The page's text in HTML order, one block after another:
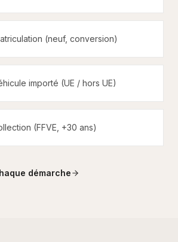
(neuf, conversion)
importé (UE / hors UE)
(FFVE, +30 ans)
démarche